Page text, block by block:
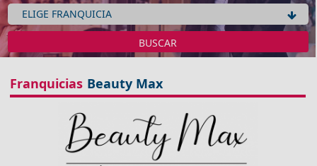
BUSCAR
Franquicias Beauty Max